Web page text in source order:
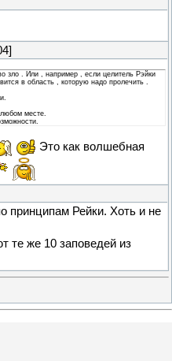
зло . Или , например , если целитель Рэйки
в область , которую надо пролечить .
месте.
Это как волшебная
принципам Рейки. Хоть и не
те же 10 заповедей из